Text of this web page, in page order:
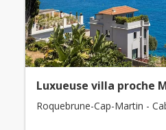
Luxueuse villa proche
Roquebrune-Cap-Martin -